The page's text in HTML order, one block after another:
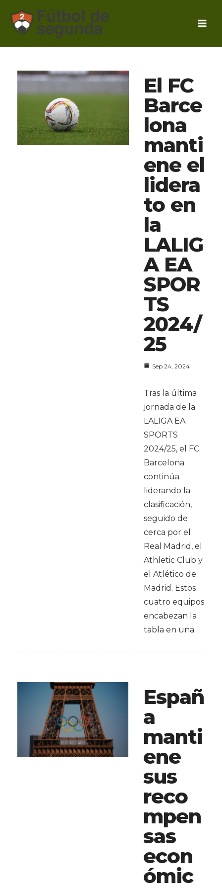
contenido
El FC
Barce
lona
manti
ene el
lidera
to en
la
LALIG
A EA
SPOR
TS
2024/
25
Sep 24, 2024
Tras la última
jornada de la
LALIGA EA
SPORTS
2024/25, el FC
Barcelona
continúa
liderando la
clasificación,
seguido de
cerca por el
Real Madrid, el
Athletic Club y
el Atlético de
Madrid. Estos
cuatro equipos
encabezan la
tabla en una…
Españ
a
manti
ene
sus
reco
mpen
sas
econ
ómic